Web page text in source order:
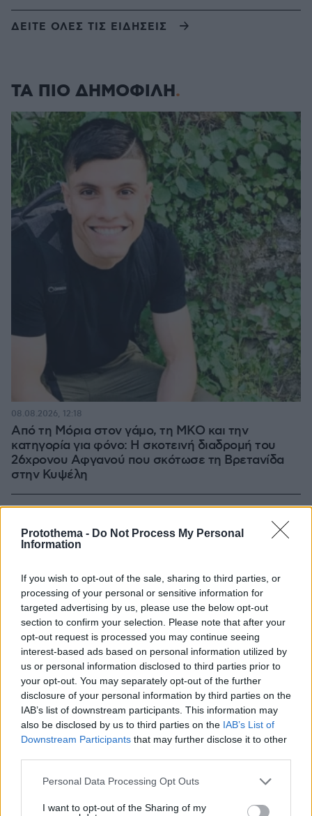
Protothema - Do Not Process My Personal
Information
If you wish to opt-out of the sale, sharing to third parties, or
processing of your personal or sensitive information for
targeted advertising by us, please use the below opt-out
section to confirm your selection. Please note that after your
opt-out request is processed you may continue seeing
interest-based ads based on personal information utilized by
us or personal information disclosed to third parties prior to
your opt-out. You may separately opt-out of the further
disclosure of your personal information by third parties on the
IAB’s list of downstream participants. This information may
also be disclosed by us to third parties on the IAB’s List of
Downstream Participants that may further disclose it to other
Please note that this website/app uses one or more Google
not limited to your visit or usage behaviour. You may click to
Personal Data Processing Opt Outs
I want to opt-out of the Sharing of my
ΔΕΙΤΕ ΟΛΕΣ ΤΙΣ ΕΙΔΗΣΕΙΣ
ΤΑ ΠΙΟ ΔΗΜΟΦΙΛΗ
Από τη Μόρια στον γάμο, τη ΜΚΟ και την
κατηγορία για φόνο: Η σκοτεινή διαδρομή του
26χρονου Αφγανού που σκότωσε τη Βρετανίδα
στην Κυψέλη
08.08.2026, 12:18
08.08.2026, 14:25